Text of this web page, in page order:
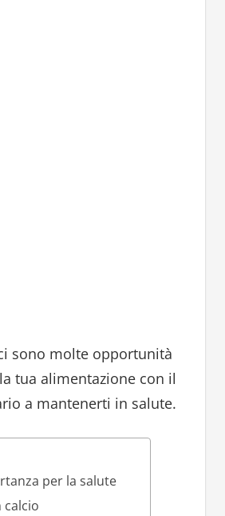
sono molte opportunità
tua alimentazione con il
a mantenerti in salute.
per la salute
calcio